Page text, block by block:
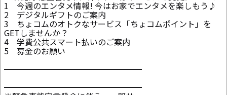
1 今週のエンタメ情報! 今はお家でエンタメを楽しもう♪
2 デジタルギフトのご案内
3 ちょコムのオトクなサービス「ちょコムポイント」を
GETしませんか？
4 学費公共スマート払いのご案内
5 募金のお願い
━━━━━━━━━━━━━━━━━
━━━━━━━━━━━━━━━━━